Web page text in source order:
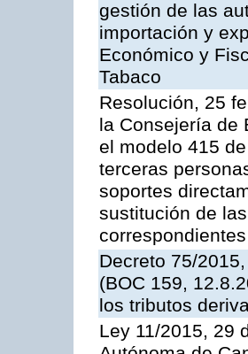
gestión de las
importación y
Económico y
Tabaco
Resolución, 25
la Consejería de
el modelo 415
terceras
soportes
sustitución de
Decreto 75/
(BOC 159,
los tributos
Ley 11/2015, 29